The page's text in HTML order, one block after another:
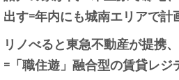
出す=年内にも城南エリアで計
リノべると東急不動産が提携
=「職住遊」融合型の賃貸レジ